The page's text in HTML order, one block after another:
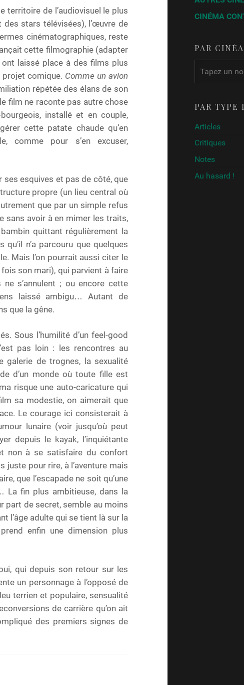
territoire de l’audiovisuel le plus
stars télévisées), l’œuvre de
cinématographiques, reste
cette filmographie (adapter
ont laissé place à des films plus
comique. Comme un avion
répétée des élans de son
film ne raconte pas autre chose
installé et en couple,
cette patate chaude qu’en
comme pour s’en excuser,
ses esquives et pas de côté, que
propre (un lieu central où
que par un simple refus
sans avoir à en mimer les traits,
quittant régulièrement la
n’a parcouru que quelques
Mais l’on pourrait aussi citer le
son mari), qui parvient à faire
s’annulent ; ou encore cette
laissé ambigu… Autant de
que la gêne.
Sous l’humilité d’un feel-good
pas loin : les rencontres au
galerie de trognes, la sexualité
d’un monde où toute fille est
risque une auto-caricature qui
sa modestie, on aimerait que
Le courage ici consisterait à
lunaire (voir jusqu’où peut
depuis le kayak, l’inquiétante
non à se satisfaire du confort
juste pour rire, à l’aventure mais
que l’escapade ne soit qu’une
La fin plus ambitieuse, dans la
part de secret, semble au moins
l’âge adulte qui se tient là sur la
enfin une dimension plus
qui depuis son retour sur les
un personnage à l’opposé de
terrien et populaire, sensualité
de carrière qu’on ait
des premiers signes de
CINÉMA
PAR
PAR TYPE
Articles
Critiques
Notes
Au hasard !